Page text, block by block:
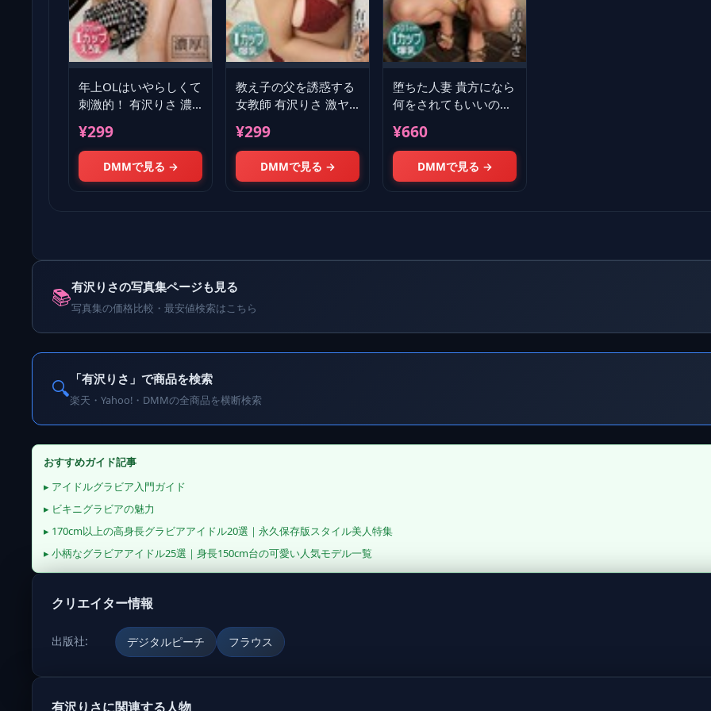
年上OLはいやらしくて
刺激的！ 有沢りさ 濃
PHOTOBOOK
¥299
DMMで見る →
教え子の父を誘惑する
女教師 有沢りさ 激ヤ
¥299
DMMで見る →
堕ちた人妻 貴方になら
何をされてもいいの…
DIGITAL写真集
¥660
DMMで見る →
📚有沢りさの写真集ページも見る
写真集の価格比較・最安値検索はこちら
🔍 「有沢りさ」で商品を検索
楽天・Yahoo!・DMMの全商品を横断検索
おすすめガイド記事
▸ アイドルグラビア入門ガイド
▸ ビキニグラビアの魅力
▸ 170cm以上の高身長グラビアアイドル20選｜永久保存版スタイル美人特集
▸ 小柄なグラビアアイドル25選｜身長150cm台の可愛い人気モデル一覧
クリエイター情報
出版社: デジタルピーチ フラウス
有沢りさに関連する人物